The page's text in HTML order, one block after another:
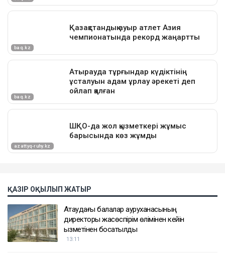
ҚАЗІР ОҚЫЛЫП ЖАТЫР
Ақтаудағы балалар ауруханасының
директоры жасөспірім өлімінен кейін
қызметінен босатылды
13:11